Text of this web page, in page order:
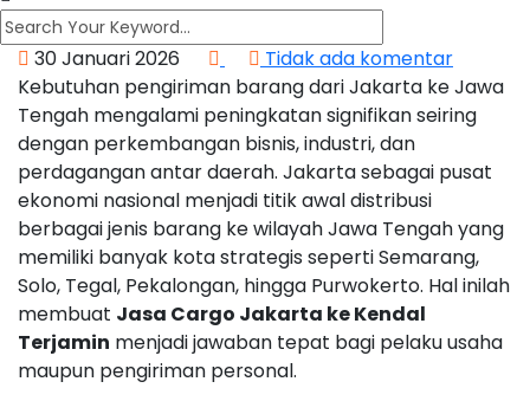
30 Januari 2026
Tidak ada komentar
Kebutuhan pengiriman barang dari Jakarta ke Jawa
Tengah mengalami peningkatan signifikan seiring
dengan perkembangan bisnis, industri, dan
perdagangan antar daerah. Jakarta sebagai pusat
ekonomi nasional menjadi titik awal distribusi
berbagai jenis barang ke wilayah Jawa Tengah yang
memiliki banyak kota strategis seperti Semarang,
Solo, Tegal, Pekalongan, hingga Purwokerto. Hal inilah
membuat Jasa Cargo Jakarta ke Kendal
Terjamin menjadi jawaban tepat bagi pelaku usaha
maupun pengiriman personal.